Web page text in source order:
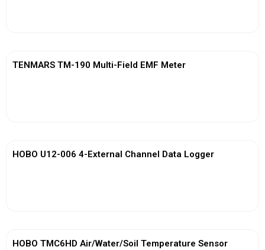
TENMARS TM-190 Multi-Field EMF Meter
HOBO U12-006 4-External Channel Data Logger
HOBO TMC6HD Air/Water/Soil Temperature Sensor